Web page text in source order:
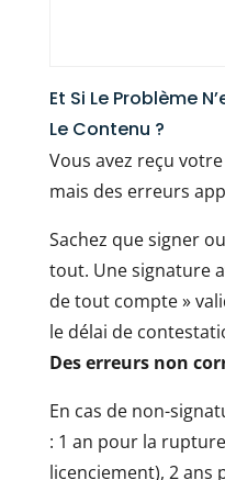
Et Si Le Problème
Le Contenu ?
Vous avez reçu
mais des erreurs
Sachez que signer
tout. Une signature
de tout compte »
le délai de
Des erreurs non
En cas de non-
: 1 an pour la
licenciement), 2 ans